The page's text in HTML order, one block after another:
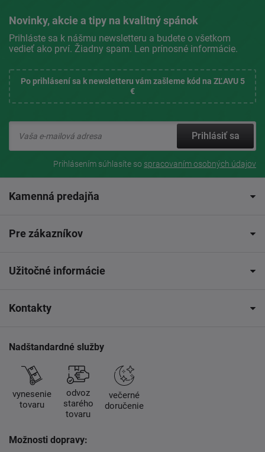
Novinky, akcie a tipy na kvalitný spánok
Prihláste sa k nášmu newsletteru a budete o všetkom
vedieť ako prví. Žiadny spam. Len prínosné informácie.
Po prihlásení sa k newsletteru vám zašleme kód na ZĽAVU 5
€
Prihlásiť sa
Prihlásením súhlasíte so spracovaním osobných údajov
Kamenná predajňa
Pre zákazníkov
Užitočné informácie
Kontakty
Nadštandardné služby
vynesenie
tovaru
odvoz
starého
tovaru
večerné
doručenie
Možnosti dopravy: